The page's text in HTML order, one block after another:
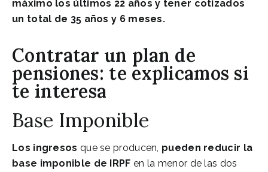
máximo los últimos 22 años y tener cotizados
un total de 35 años y 6 meses.
Contratar un plan de
pensiones: te explicamos si
te interesa
Base Imponible
Los ingresos que se producen, pueden reducir la
base imponible de IRPF en la menor de las dos